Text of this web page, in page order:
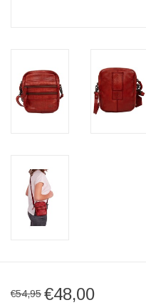
€54,95 €48,00